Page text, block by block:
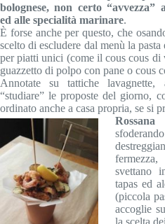
bolognese, non certo “avvezza”
ed alle specialità marinare.
È forse anche per questo, che
scelto di escludere dal menù la
per piatti unici (come il cous cous di
guazzetto di polpo con pane o cous
Annotate su tattiche
“studiare” le proposte del giorno,
ordinato anche a casa propria, se si
svettano
tapas ed
(piccola
accoglie
la scelta